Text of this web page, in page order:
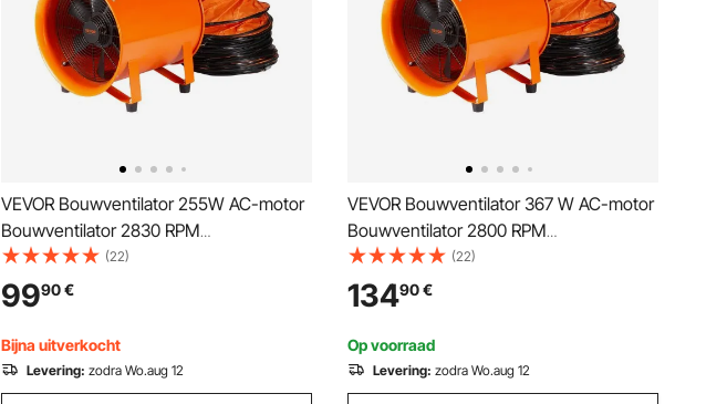
VEVOR Bouwventilator 255W AC-motor
Bouwventilator 2830 RPM
Bouwventilator Ventilator 1720 CFM
(2922 m3/u) Axiale ventilator met 5m
slang Axiale ventilator 79dB
geluidsniveau Industriële ventilator
(22)
9990€
Bijna uitverkocht
Levering: zodra Wo.aug 12
VEVOR Bouwventilator 367 W AC-motor
Bouwventilator 2800 RPM
Bouwventilator Blaasvermogen 2574
CFM (4373 m³/h) Axiale ventilator met
10 m slang Axiale blazer Geluidsniveau
79 dB Industriële ventilator
(22)
13490€
Op voorraad
Levering: zodra Wo.aug 12